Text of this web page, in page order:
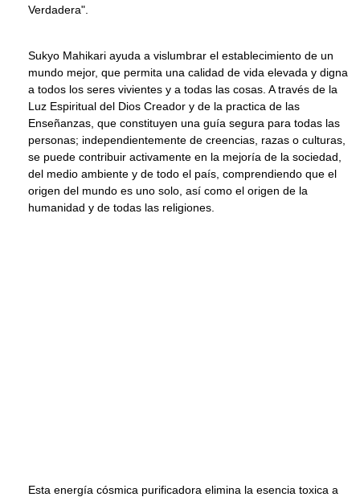
Verdadera".
Sukyo Mahikari ayuda a vislumbrar el establecimiento de un
mundo mejor, que permita una calidad de vida elevada y digna
a todos los seres vivientes y a todas las cosas. A través de la
Luz Espiritual del Dios Creador y de la practica de las
Enseñanzas, que constituyen una guía segura para todas las
personas; independientemente de creencias, razas o culturas,
se puede contribuir activamente en la mejoría de la sociedad,
del medio ambiente y de todo el país, comprendiendo que el
origen del mundo es uno solo, así como el origen de la
humanidad y de todas las religiones.
Esta energía cósmica purificadora elimina la esencia toxica a